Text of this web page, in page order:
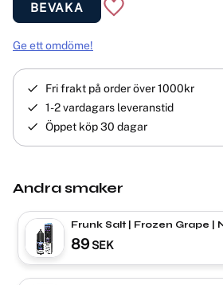
Lägg till i favoriter
BEVAKA
Ge ett omdöme!
Fri frakt på order över 1000kr
1-2 vardagars leveranstid
Öppet köp 30 dagar
Andra smaker
Frunk Salt | Frozen Grape |
89 SEK